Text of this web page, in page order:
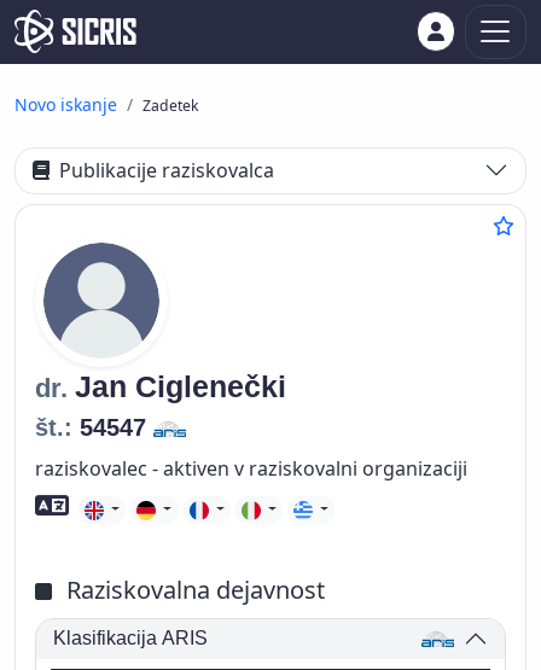
Novo iskanje Zadetek
Publikacije raziskovalca
dr. Jan Ciglenečki
št.: 54547
raziskovalec - aktiven v raziskovalni organizaciji
Znanje tujih jezikov
Raziskovalna dejavnost
Klasifikacija ARIS